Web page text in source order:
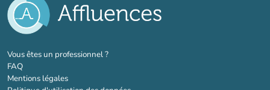
Vous êtes un professionnel ?(nouvel onglet)
FAQ
Mentions légales